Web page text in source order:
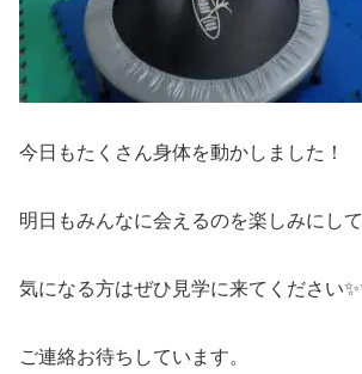
今日もたくさん身体を動かしました！
明日もみんなに会えるのを楽しみにし
気になる方はぜひ見学に来てください
ご連絡お待ちしています。